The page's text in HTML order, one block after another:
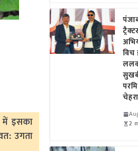
में इसका
उगता
विच
चेहरा
2